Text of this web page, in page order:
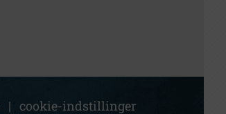
| cookie-indstillinger